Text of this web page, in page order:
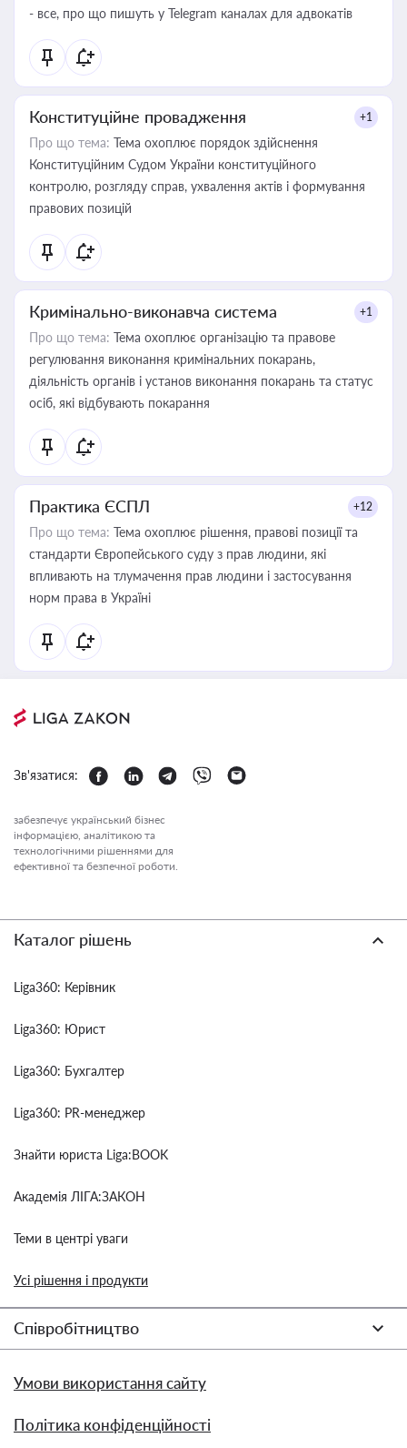
- все, про що пишуть у Telegram каналах для адвокатів
Конституційне провадження +1
Про що тема: Тема охоплює порядок здійснення
Конституційним Судом України конституційного
контролю, розгляду справ, ухвалення актів і формування
правових позицій
Кримінально-виконавча система +1
Про що тема: Тема охоплює організацію та правове
регулювання виконання кримінальних покарань,
діяльність органів і установ виконання покарань та статус
осіб, які відбувають покарання
Практика ЄСПЛ +12
Про що тема: Тема охоплює рішення, правові позиції та
стандарти Європейського суду з прав людини, які
впливають на тлумачення прав людини і застосування
норм права в Україні
Зв'язатися:
забезпечує український бізнес
інформацією, аналітикою та
технологічними рішеннями для
ефективної та безпечної роботи.
Каталог рішень
Liga360: Керівник
Liga360: Юрист
Liga360: Бухгалтер
Liga360: PR-менеджер
Знайти юриста Liga:BOOK
Академія ЛІГА:ЗАКОН
Теми в центрі уваги
Усі рішення і продукти
Співробітництво
Умови використання сайту
Політика конфіденційності